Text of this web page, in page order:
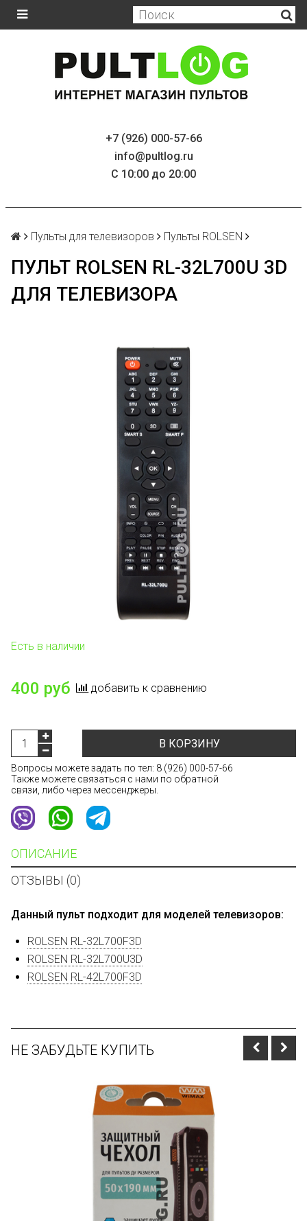
+7 (926) 000-57-66
info@pultlog.ru
С 10:00 до 20:00
Пульты для телевизоров Пульты ROLSEN
ПУЛЬТ ROLSEN RL-32L700U 3D
ДЛЯ ТЕЛЕВИЗОРА
Есть в наличии
400 руб добавить к сравнению
В КОРЗИНУ
Вопросы можете задать по тел: 8 (926) 000-57-66
Также можете связаться с нами по обратной
связи, либо через мессенджеры.
ОПИСАНИЕ
ОТЗЫВЫ (0)
Данный пульт подходит для моделей телевизоров:
ROLSEN RL-32L700F3D
ROLSEN RL-32L700U3D
ROLSEN RL-42L700F3D
НЕ ЗАБУДЬТЕ КУПИТЬ